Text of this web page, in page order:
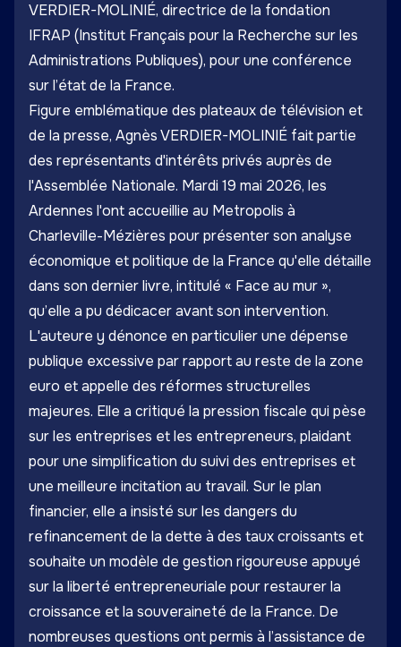
VERDIER-MOLINIÉ, directrice de la fondation
IFRAP (Institut Français pour la Recherche sur les
Administrations Publiques), pour une conférence
sur l’état de la France.
Figure emblématique des plateaux de télévision et
de la presse, Agnès VERDIER-MOLINIÉ fait partie
des représentants d'intérêts privés auprès de
l'Assemblée Nationale. Mardi 19 mai 2026, les
Ardennes l'ont accueillie au Metropolis à
Charleville-Mézières pour présenter son analyse
économique et politique de la France qu'elle détaille
dans son dernier livre, intitulé « Face au mur »,
qu’elle a pu dédicacer avant son intervention.
L'auteure y dénonce en particulier une dépense
publique excessive par rapport au reste de la zone
euro et appelle des réformes structurelles
majeures. Elle a critiqué la pression fiscale qui pèse
sur les entreprises et les entrepreneurs, plaidant
pour une simplification du suivi des entreprises et
une meilleure incitation au travail. Sur le plan
financier, elle a insisté sur les dangers du
refinancement de la dette à des taux croissants et
souhaite un modèle de gestion rigoureuse appuyé
sur la liberté entrepreneuriale pour restaurer la
croissance et la souveraineté de la France. De
nombreuses questions ont permis à l’assistance de